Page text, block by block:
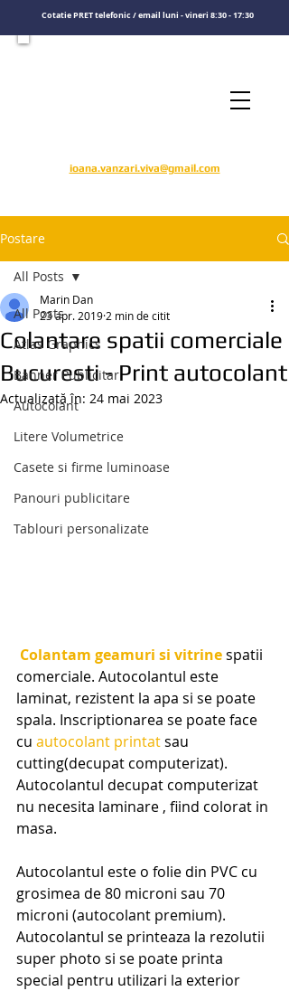
ioana.vanzari.viva@gmail.com
Cotatie PRET telefonic / email luni - vineri 8:30 - 17:30
Postare
All Posts
Atlas Graphics
Banner Publicitar
Autocolant
Litere Volumetrice
Casete si firme luminoase
Panouri publicitare
Tablouri personalizate
All Posts
Colantare spatii comerciale
Bucuresti - Print autocolant
Marin Dan
23 apr. 2019 2 min de citit
Actualizată în: 24 mai 2023
Colantam geamuri si vitrine spatii
comerciale. Autocolantul este
laminat, rezistent la apa si se poate
spala. Inscriptionarea se poate face
cu autocolant printat sau
cutting(decupat computerizat).
Autocolantul decupat computerizat
nu necesita laminare , fiind colorat in
masa.
Autocolantul este o folie din PVC cu
grosimea de 80 microni sau 70
microni (autocolant premium).
Autocolantul se printeaza la rezolutii
super photo si se poate printa
special pentru utilizari la exterior